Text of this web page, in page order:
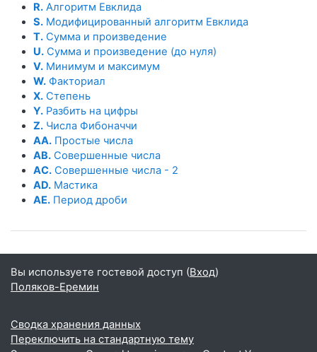
R. Алгоритм Евклида
S. Модифицированный алгоритм Евклида
T. Сумма и произведение
U. Сумма и произведение (до нуля)
V. Минимум и максимум
W. Факториал
X. Степень
Y. Разбить на цифры
Z. Числа Фибоначчи
AA. Простые числа
AB. Совершенные числа
AC. Совершенные числа - 2
AD. Мастика
AE. Период дроби
Вы используете гостевой доступ (Вход)
Поляков-Еремин
Сводка хранения данных
Переключить на стандартную тему